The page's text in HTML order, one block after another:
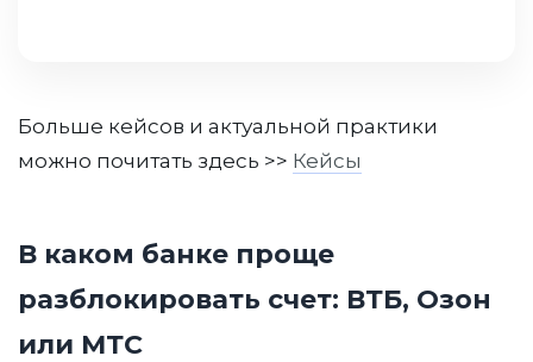
Больше кейсов и актуальной практики
можно почитать здесь >> Кейсы
В каком банке проще
разблокировать счет: ВТБ, Озон
или МТС
Получите
Оставьте свой телефон, и мы
ответим вам в течение 30
минут.